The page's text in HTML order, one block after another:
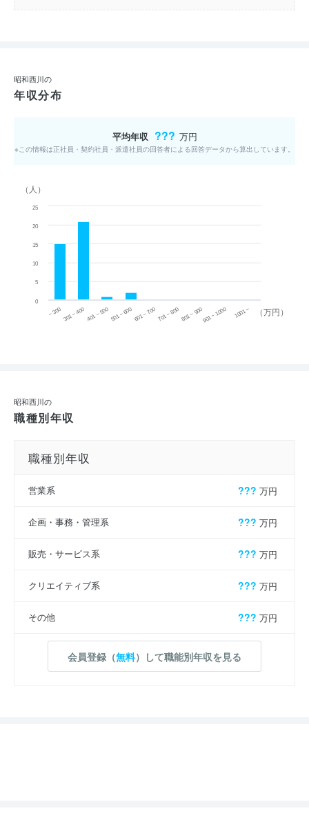
昭和西川の
年収分布
平均年収 ??? 万円
※この情報は正社員・契約社員・派遣社員の回答者による回答データから算出しています。
（万円）
（人）
~ 300 301 ~ 400 401 ~ 500501 ~ 600601 ~ 700701 ~ 800801 ~ 900901 ~ 1000 1001 ~
0
5
10
15
20
25
昭和西川の
職種別年収
職種別年収
営業系 ??? 万円
企画・事務・管理系 ??? 万円
販売・サービス系 ??? 万円
クリエイティブ系 ??? 万円
その他 ??? 万円
会員登録（無料）して職能別年収を見る